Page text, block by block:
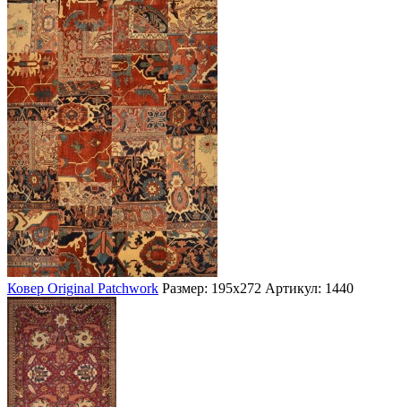
Ковер Original Patchwork Размер: 195х272 Артикул: 1440